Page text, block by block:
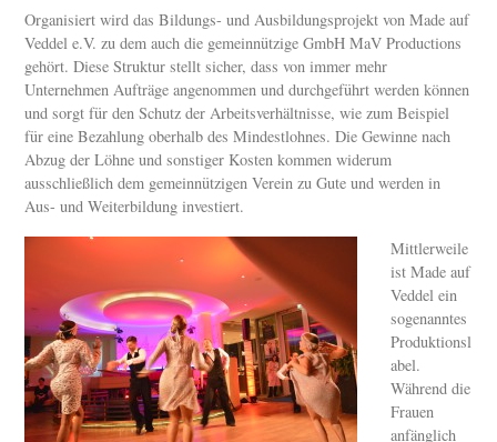
Organisiert wird das Bildungs- und Ausbildungsprojekt von Made auf
Veddel e.V. zu dem auch die gemeinnützige GmbH MaV Productions
gehört. Diese Struktur stellt sicher, dass von immer mehr
Unternehmen Aufträge angenommen und durchgeführt werden können
und sorgt für den Schutz der Arbeitsverhältnisse, wie zum Beispiel
für eine Bezahlung oberhalb des Mindestlohnes. Die Gewinne nach
Abzug der Löhne und sonstiger Kosten kommen widerum
ausschließlich dem gemeinnützigen Verein zu Gute und werden in
Aus- und Weiterbildung investiert.
Mittlerweile
ist Made auf
Veddel ein
sogenanntes
Produktionsl
abel.
Während die
Frauen
anfänglich